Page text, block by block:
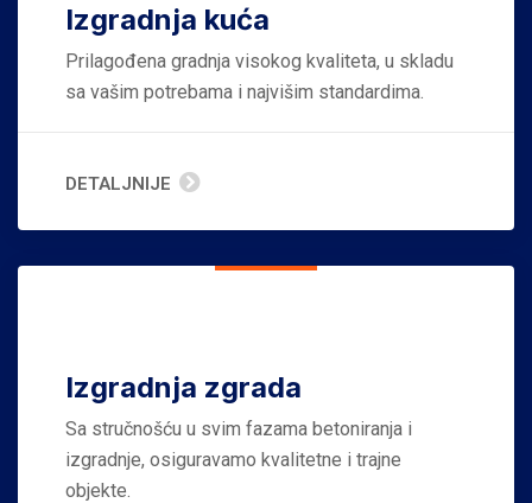
Izgradnja kuća
Prilagođena gradnja visokog kvaliteta, u skladu
sa vašim potrebama i najvišim standardima.
DETALJNIJE
Izgradnja zgrada
Sa stručnošću u svim fazama betoniranja i
izgradnje, osiguravamo kvalitetne i trajne
objekte.